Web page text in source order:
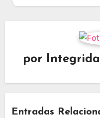
por
Entradas